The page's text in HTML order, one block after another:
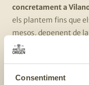
Consentiment
concretament a
els plantem fins que
mesos, depenent de
climatològiques, i els
perquè la terra del